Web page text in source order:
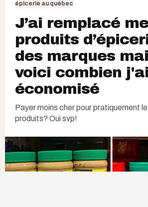
épicerie au québec
J’ai remplacé
produits
des marques
voici combien j'ai
économisé
Payer moins cher pour pratiquement
produits? Oui svp!